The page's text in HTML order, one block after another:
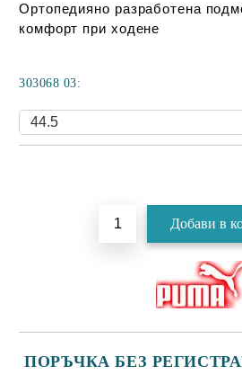
Ортопедияно разработена
комфорт при ходене
303068 03:
ПОРЪЧКА БЕЗ